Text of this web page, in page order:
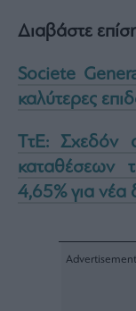
Διαβάστε
Societe
καλύτερες
ΤτΕ: Σχεδόν
καταθέσεων
4,65% για νέα